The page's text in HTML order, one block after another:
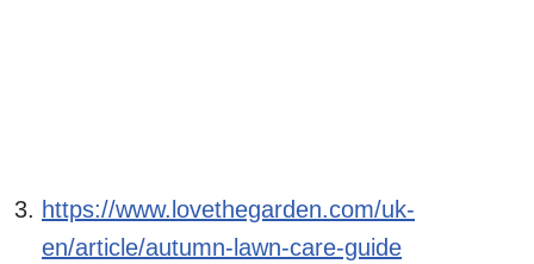
https://www.lovethegarden.com/uk-
en/article/autumn-lawn-care-guide